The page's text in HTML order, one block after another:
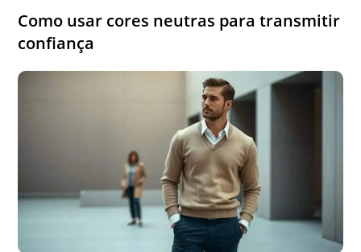
Como usar cores neutras para transmitir
confiança